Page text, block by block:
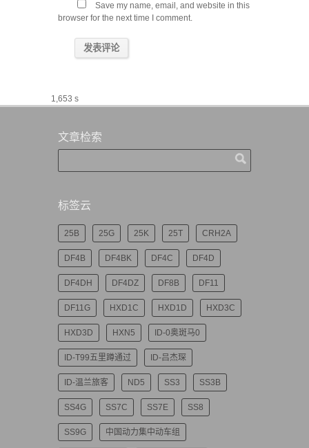
Save my name, email, and website in this
browser for the next time I comment.
1,653 s
文章检索
标签云
25B 25G 25K 25T CRH2A
DF4B DF4BK DF4C DF4D
DF4DH DF4DZ DF8B DF11
DF11G HXD1C HXD1D HXD3C
HXD3D HXN5 ID-0奥斑马0
ID-T99五里蹲通过 ID-吕杰琛
ID-温兰旅客 ND5 SS3 SS3B
SS4G SS7C SS7E SS8
SS9G 中国动力集中动车组